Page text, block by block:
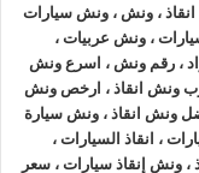
الطريق بسرعة
و على جميع
الخبرة والمدربين